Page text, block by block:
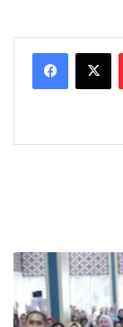
Samarinda
Wakili
Kaltim
pada